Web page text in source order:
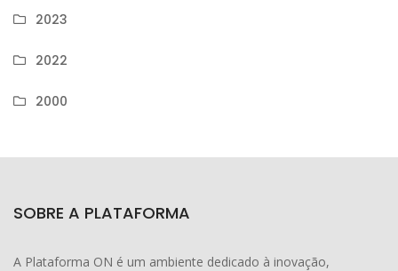
2023
2022
2000
SOBRE A PLATAFORMA
A Plataforma ON é um ambiente dedicado à inovação,